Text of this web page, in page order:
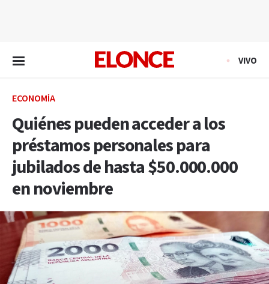
VIVO
ECONOMÍA
Quiénes pueden acceder a los
préstamos personales para
jubilados de hasta $50.000.000
en noviembre